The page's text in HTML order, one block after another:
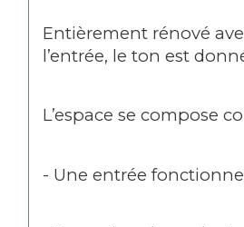
Entièrement rénové
l’entrée, le ton est
L’espace se compose
- Une entrée